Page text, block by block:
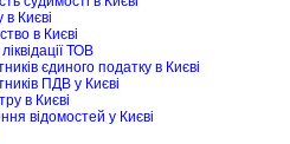
Києві
в Києві
ТОВ
єдиного податку в Києві
ПДВ у Києві
в Києві
відомостей у Києві